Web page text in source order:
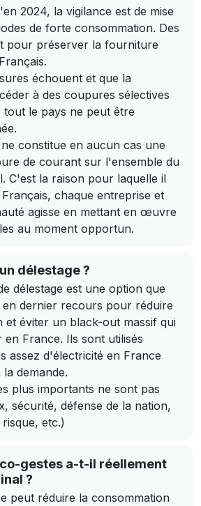
2024, la vigilance est de mise
de forte consommation. Des
pour préserver la fourniture
échouent et que la
à des coupures sélectives
tout le pays ne peut être
constitue en aucun cas une
de courant sur l'ensemble du
C'est la raison pour laquelle il
chaque entreprise et
agisse en mettant en œuvre
au moment opportun.
délestage ?
délestage est une option que
en dernier recours pour réduire
et éviter un black-out massif qui
France. Ils sont utilisés
assez d'électricité en France
demande.
plus importants ne sont pas
sécurité, défense de la nation,
etc.)
gestes a-t-il réellement
?
peut réduire la consommation